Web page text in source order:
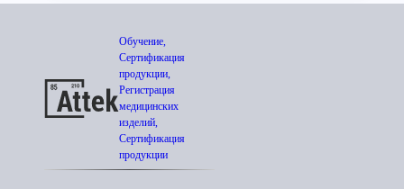
Обучение,
Сертификация
продукции,
Регистрация
медицинских
изделий,
Сертификация
продукции